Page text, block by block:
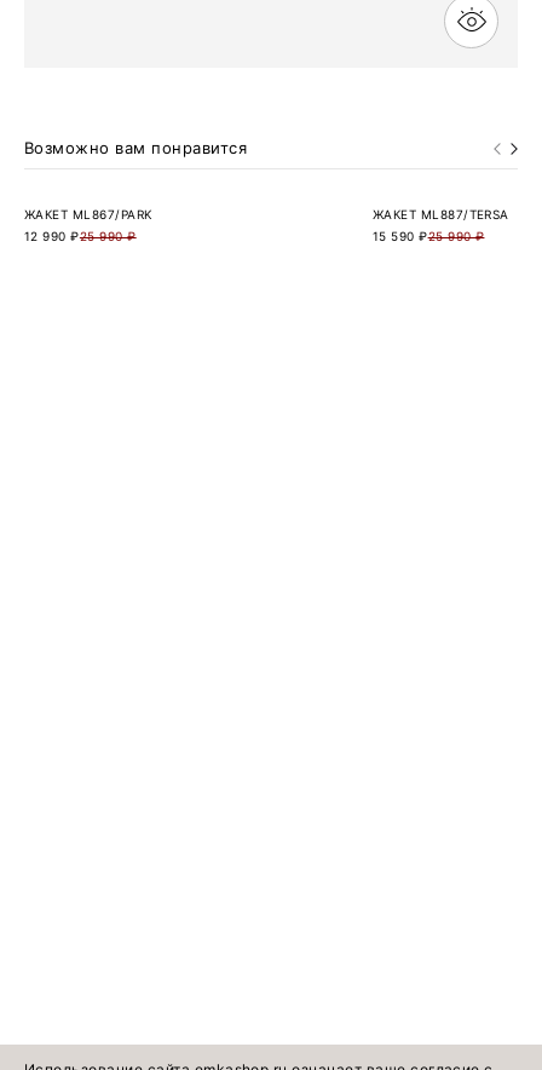
Возможно вам понравится
ЖАКЕТ ML867/PARK
25 990 ₽
12 990 ₽
ЖАКЕТ ML887/TERSA
25 990 ₽
15 590 ₽